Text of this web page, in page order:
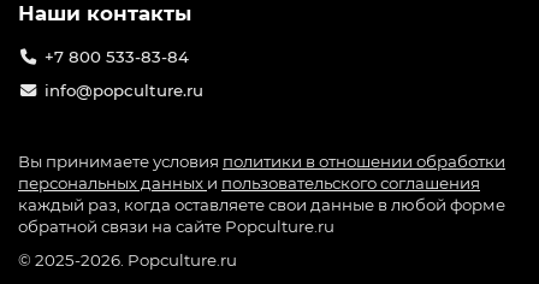
Наши контакты
+7 800 533-83-84
info@popculture.ru
Вы принимаете условия политики в отношении обработки
персональных данных и пользовательского соглашения
каждый раз, когда оставляете свои данные в любой форме
обратной связи на сайте Popculture.ru
© 2025-2026. Popculture.ru